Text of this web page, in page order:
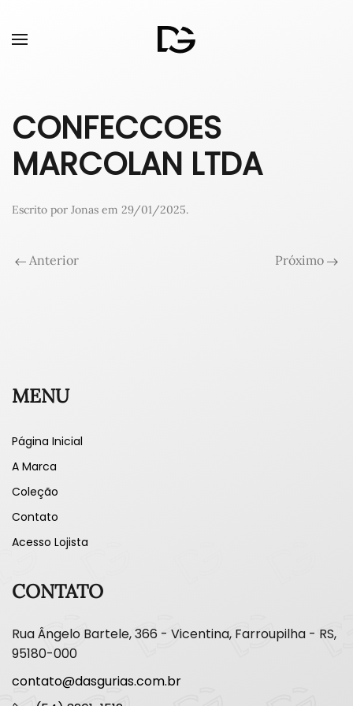
CONFECCOES
MARCOLAN LTDA
Escrito por Jonas em 29/01/2025.
Anterior Próximo
MENU
Página Inicial
A Marca
Coleção
Contato
Acesso Lojista
CONTATO
Rua Ângelo Bartele, 366 - Vicentina, Farroupilha - RS,
95180-000
contato@dasgurias.com.br